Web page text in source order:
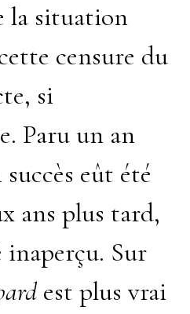
la situation
censure du
si
Paru un an
eût été
ans plus tard,
inaperçu. Sur
est plus vrai